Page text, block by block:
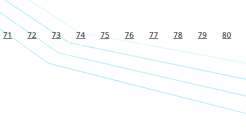
71 72 73 74 75 76 77 78 79 80